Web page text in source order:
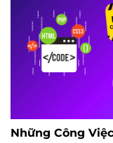
Những Công